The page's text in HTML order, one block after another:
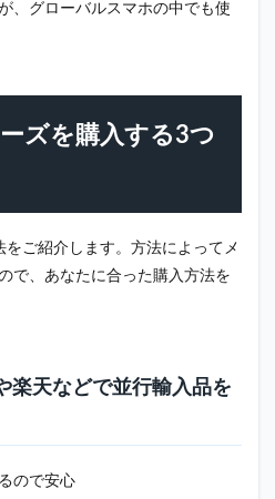
、グローバルスマホの中でも使
ズを購入する3つ
ご紹介します。方法によってメ
で、あなたに合った購入方法を
天などで並行輸入品を
ので安心